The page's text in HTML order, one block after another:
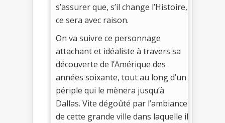
s’assurer que, s’il change l’Histoire,
ce sera avec raison.
On va suivre ce personnage
attachant et idéaliste à travers sa
découverte de l’Amérique des
années soixante, tout au long d’un
périple qui le mènera jusqu’à
Dallas. Vite dégoûté par l’ambiance
de cette grande ville dans laquelle il